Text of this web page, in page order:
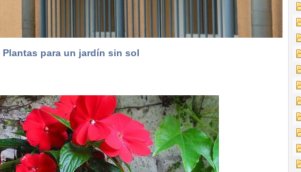
Plantas para un jardín sin sol